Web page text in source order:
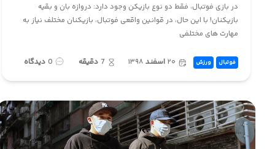
در بازی فوتبال، فقط دو نوع بازیکن وجود دارد: دروازه بان و بقیه
بازیکنان! با این حال، در قوانین واقعی فوتبال، بازیکنان مختلف نیاز به
مهارت های مختلفی
فوتبال ورزش ۲۰ اسفند ۱۳۹۸ 7 دقیقه 0 دیدگاه